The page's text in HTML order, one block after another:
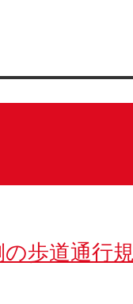
歩道通行